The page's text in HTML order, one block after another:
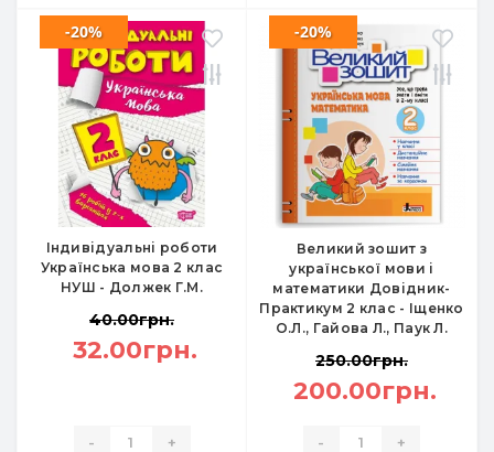
Індивідуальні роботи
Українська мова 2 клас
НУШ - Должек Г.М.
-20%
40.00грн.
32.00грн.
- +
Великий зошит з
української мови і
математики Довідник-
Практикум 2 клас - Іщенко
О.Л., Гайова Л., Паук Л.
-20%
250.00грн.
200.00грн.
- +